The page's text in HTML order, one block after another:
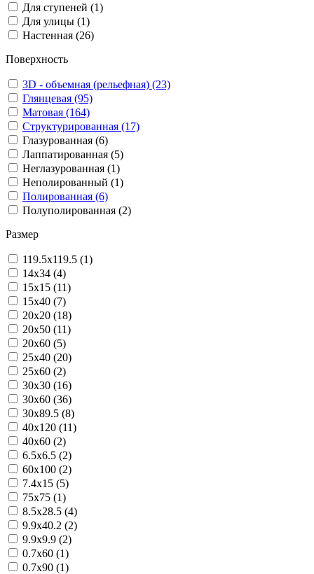
Для ступеней (1)
Для улицы (1)
Настенная (26)
Поверхность
3D - объемная (рельефная) (23)
Глянцевая (95)
Матовая (164)
Структурированная (17)
Глазурованная (6)
Лаппатированная (5)
Неглазурованная (1)
Неполированный (1)
Полированная (6)
Полуполированная (2)
Размер
119.5x119.5 (1)
14x34 (4)
15x15 (11)
15x40 (7)
20x20 (18)
20x50 (11)
20x60 (5)
25x40 (20)
25x60 (2)
30x30 (16)
30x60 (36)
30x89.5 (8)
40x120 (11)
40x60 (2)
6.5x6.5 (2)
60x100 (2)
7.4x15 (5)
75x75 (1)
8.5x28.5 (4)
9.9x40.2 (2)
9.9x9.9 (2)
0.7x60 (1)
0.7x90 (1)